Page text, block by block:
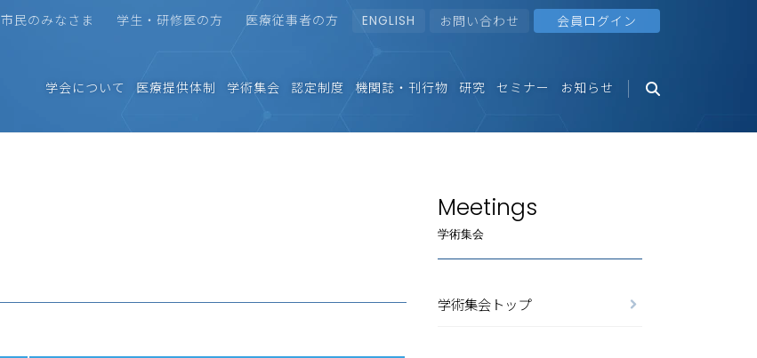
市民のみなさま 学生・研修医の方 医療従事者の方 ENGLISH お問い合わせ 会員ログイン
学会について 医療提供体制 学術集会 認定制度 機関誌・刊行物 研究 セミナー お知らせ
Meetings
学術集会
学術集会トップ